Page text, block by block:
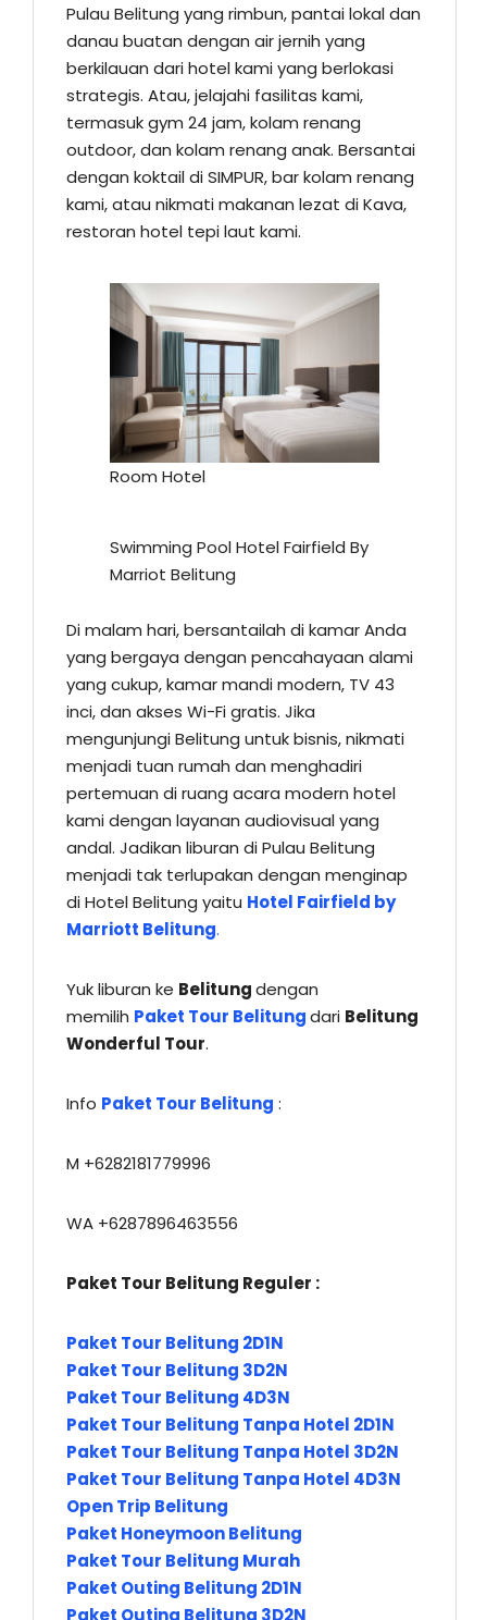
Pulau Belitung yang rimbun, pantai lokal dan
danau buatan dengan air jernih yang
berkilauan dari hotel kami yang berlokasi
strategis. Atau, jelajahi fasilitas kami,
termasuk gym 24 jam, kolam renang
outdoor, dan kolam renang anak. Bersantai
dengan koktail di SIMPUR, bar kolam renang
kami, atau nikmati makanan lezat di Kava,
restoran hotel tepi laut kami.
Room Hotel
Swimming Pool Hotel Fairfield By
Marriot Belitung
Di malam hari, bersantailah di kamar Anda
yang bergaya dengan pencahayaan alami
yang cukup, kamar mandi modern, TV 43
inci, dan akses Wi-Fi gratis. Jika
mengunjungi Belitung untuk bisnis, nikmati
menjadi tuan rumah dan menghadiri
pertemuan di ruang acara modern hotel
kami dengan layanan audiovisual yang
andal. Jadikan liburan di Pulau Belitung
menjadi tak terlupakan dengan menginap
di Hotel Belitung yaitu Hotel Fairfield by
Marriott Belitung.
Yuk liburan ke Belitungdengan
memilih Paket Tour Belitungdari Belitung
Wonderful Tour.
Info Paket Tour Belitung :
M +6282181779996
WA +6287896463556
Paket Tour Belitung Reguler :
Paket Tour Belitung 2D1N
Paket Tour Belitung 3D2N
Paket Tour Belitung 4D3N
Paket Tour Belitung Tanpa Hotel 2D1N
Paket Tour Belitung Tanpa Hotel 3D2N
Paket Tour Belitung Tanpa Hotel 4D3N
Open Trip Belitung
Paket Honeymoon Belitung
Paket Tour Belitung Murah
Paket Outing Belitung 2D1N
Paket Outing Belitung 3D2N